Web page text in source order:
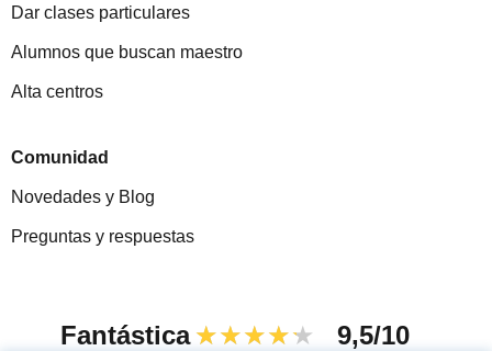
Dar clases particulares
Alumnos que buscan maestro
Alta centros
Comunidad
Novedades y Blog
Preguntas y respuestas
Fantástica ★★★★★ 9,5/10